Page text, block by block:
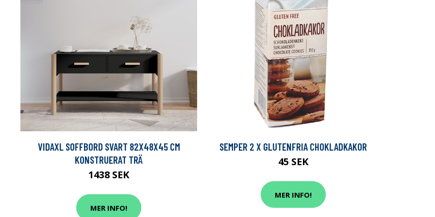
VIDAXL SOFFBORD SVART 82X48X45 CM
KONSTRUERAT TRÄ
1438 SEK
MER INFO!
SEMPER 2 X GLUTENFRIA CHOKLADKAKOR
45 SEK
MER INFO!